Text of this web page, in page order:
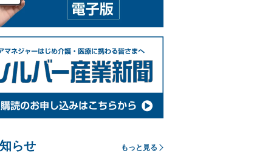
らせ もっと見る